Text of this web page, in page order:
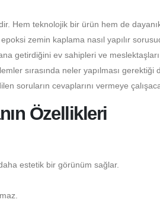
Hem teknolojik bir ürün hem de
zemin kaplama nasıl yapılır
getirdiğini ev sahipleri ve
sırasında neler yapılması
soruların cevaplarını vermeye
Özellikleri
estetik bir görünüm sağlar.